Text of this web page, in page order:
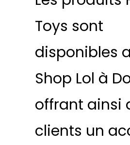
Toys sont
disponibles
Shop Lol à
offrant ainsi
clients un